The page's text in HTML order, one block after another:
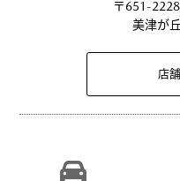
〒651-
美津が
店